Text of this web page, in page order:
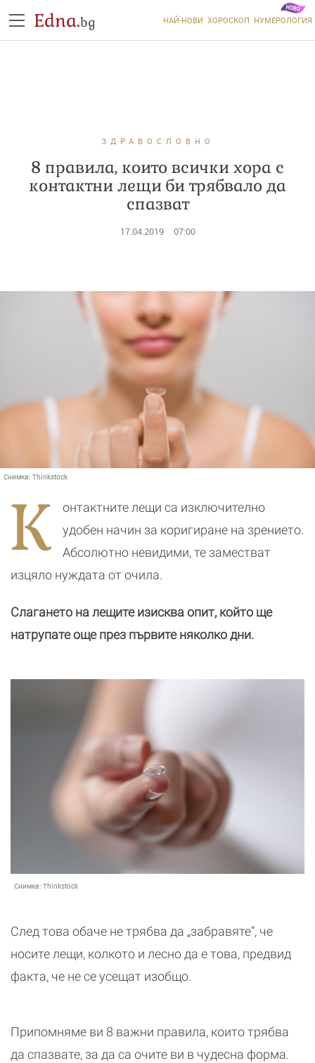
Edna.bg НАЙ-НОВИ ХОРОСКОП НУМЕРОЛОГИЯ
ЗДРАВОСЛОВНО
8 правила, които всички хора с
контактни лещи би трябвало да
спазват
17.04.2019 07:00
Снимка: Thinkstock
К
онтактните лещи са изключително
удобен начин за коригиране на зрението.
Абсолютно невидими, те заместват
изцяло нуждата от очила.
Слагането на лещите изисква опит, който ще
натрупате още през първите няколко дни.
Снимка: Thinkstock
След това обаче не трябва да „забравяте“, че
носите лещи, колкото и лесно да е това, предвид
факта, че не се усещат изобщо.
Припомняме ви 8 важни правила, които трябва
да спазвате, за да са очите ви в чудесна форма.